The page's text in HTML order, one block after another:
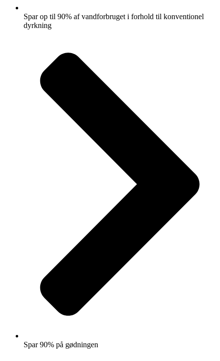
Spar op til 90% af vandforbruget i forhold til konventionel
dyrkning
Spar 90% på gødningen